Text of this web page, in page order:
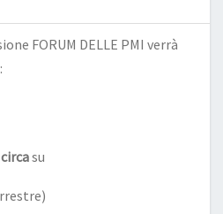
FORUM DELLE PMI verrà
su